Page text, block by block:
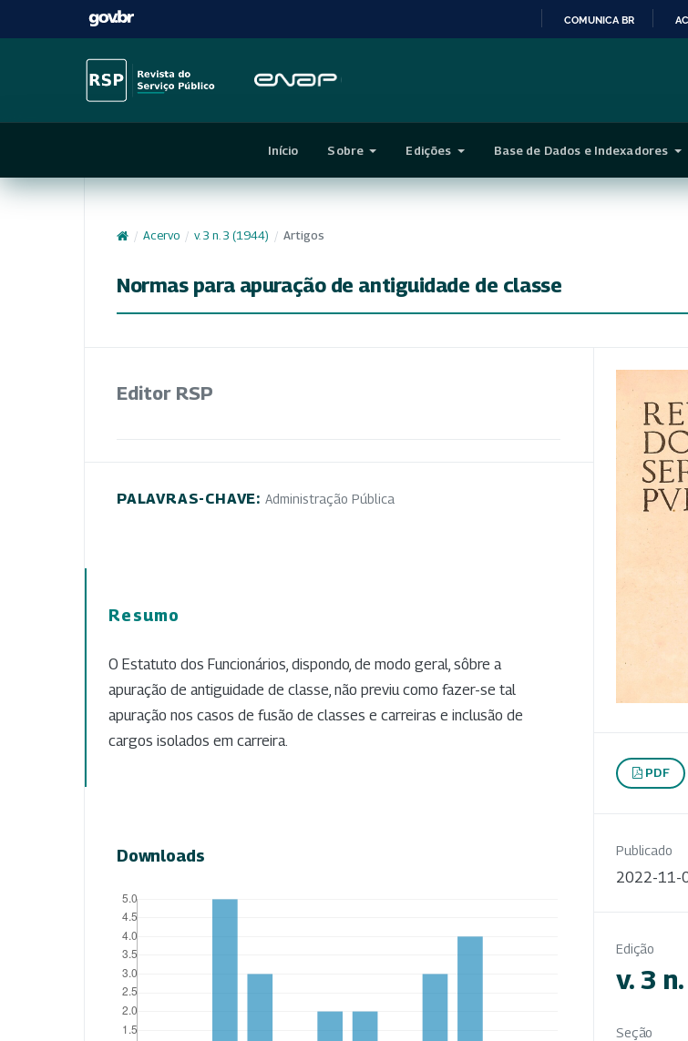
CONTEÚDO
COMUNICA BR
Início Sobre Edições Base de Dados e Indexadores
/ Acervo / v. 3 n. 3 (1944) / Artigos
Normas para apuração de antiguidade de classe
Editor RSP
PALAVRAS-CHAVE: Administração Pública
Resumo
O Estatuto dos Funcionários, dispondo, de modo geral, sôbre a
apuração de antiguidade de classe, não previu como fazer-se tal
apuração nos casos de fusão de classes e carreiras e inclusão de
cargos isolados em carreira.
Downloads
PDF
Publicado
2022-11-
Edição
v. 3
Seção